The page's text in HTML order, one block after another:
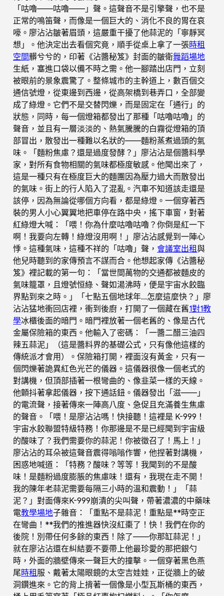
「咕嚕——咕嚕——」聲。這聲音不是引擎聲，也不是
正常的鳴笛聲，而像是一個巨大的、消化不良的胃在哀
嚎。廖沾沾皺著眉頭，這嚴重干擾了他蒜泥的「寧靜冥
想」。他決定出去看個究竟，順手從桌上拿了一張時租
空間髒兮兮的，印著《沾醬秘笈》封面的皺衛舞蹈場地
生紙，塞進口袋以備不時之需。他一腳踏出店門，立刻
被眼前的景象震驚了。整條城市的主幹道上，數百個交
通信號燈，從東邊到西邊，從高架橋到巷弄口，全部變
成了綠燈。它們不是交替閃爍，而是固定在「通行」的
狀態，同時，每一個燈箱都發出了那種「咕嚕咕嚕」的
聲音，並且有一層淡淡的、熱氣騰騰的白霧從燈箱的頂
部冒出，散發出一種難以名狀的——麵粉蒸煮過頭的氣
味。「麵粉焦慮？還是過度發酵？」廖沾沾是個醬料學
家，對所有食物相關的氣味都極度敏感。他聞出來了，
這是一種只有在極度巨大的麵團因為壓力過大而散發出
的氣味。街上的行人陷入了混亂。汽車不知道該走還是
該停，因為無論從哪個方向看，都是綠燈。一個穿著西
裝的男人小心翼翼地把車停在路中央，搖下車窗，對著
紅綠燈大喊：「喂！你為什麼咕嚕咕嚕？你倒是紅一下
啊！我要向左轉！綠燈沒用啊！」廖沾沾感覺到一陣心
悸。這種氣味，這種不祥的「咕嚕」聲， 會議室出租與
他兒時聽到的家傳預言不謀而合。他想起家傳《沾醬秘
笈》裡記載的第一句：「當世間萬物的交通都被麵皮的
氣味籠罩，且燈號恒綠、聲如湯沸時，便是宇宙水餃臨
界點到來之時。」「七點五個地球年…怎麼這麼快？」廖
沾沾猛地衝回店裡，衝到後廚，打開了一個藏在舊1對1教
學冰櫃後面的暗門。暗門裡放著一個老舊的、像是古代
金屬保險箱的東西。他輸入了密碼：「一醬二醋三油四
辣五蒜泥」（這是醬料界的基礎公式，只有像他這樣的
傳統派才會用）。保險箱打開，裡面沒有黃金，只有一
個閃爍著詭異紅色光芒的儀器。這儀器很像一個老式的
對講機，但頂部插著一根彎曲的、像韭菜一樣的天線。
他顫抖著拿起儀器，按下通話鈕。儀器發出「滋——」
的電流聲，接著傳來一陣高八度、急促且充滿養生焦慮
的聲音。「喂！是廖沾沾嗎！快接聽！這裡是 K-999！
宇宙水餃聯盟特級特務！你那邊是不是已經聞到宇宙級
的酸味了？我們需要你的蒜泥！你被徵召了！馬上！」
廖沾沾的耳朵被這聲音震得嗡嗡作響，他捏著對講機，
困惑地喊道：「特務？酸味？等等！我聞到的不是酸
味！是麵粉過度膨脹的焦慮味！還有，我現在走不開！
我的陳年老蒜泥需要每隔三小時的溫和震動！」「蒜
泥？」對面傳來K-999崩潰的尖叫聲，帶著濃濃的中藥味
電教學場地子雜音：「重點不是蒜泥！重點是**時空正
在彎曲！**我們的推進器快沒紅棗了！快！我們在你的
後院！別帶任何多餘的東西！除了——你那缸蒜泥！」
就在廖沾沾還在糾結要不要帶上他最珍愛的那把銀勺
時，外面的牆壁傳來一聲巨大的撞擊。一個穿著黑色燕
尾時租服、戴著太陽眼鏡的太空吉娃娃，正從牆上的破
洞鑽進來。它的背上揹著一個像是小型瓦斯桶的東西，